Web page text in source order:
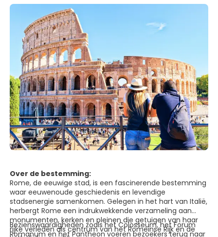
Over de bestemming:
Rome, de eeuwige stad, is een fascinerende bestemming
waar eeuwenoude geschiedenis en levendige
stadsenergie samenkomen. Gelegen in het hart van Italië,
herbergt Rome een indrukwekkende verzameling aan
monumenten, kerken en pleinen die getuigen van haar
rijke verleden als centrum van het Romeinse Rijk en de
Bezienswaardigheden zoals het Colosseum, het Forum
Romanum en het Pantheon voeren bezoekers terug naar